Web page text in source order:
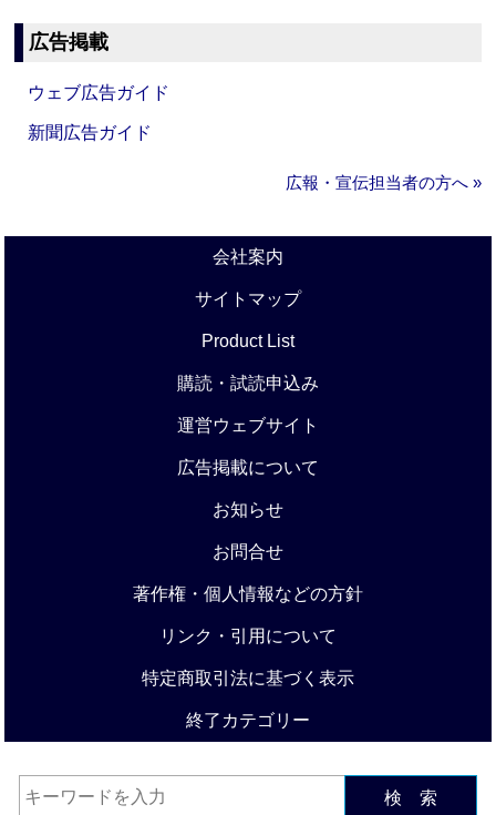
広告掲載
ウェブ広告ガイド
新聞広告ガイド
広報・宣伝担当者の方へ »
会社案内
サイトマップ
Product List
購読・試読申込み
運営ウェブサイト
広告掲載について
お知らせ
お問合せ
著作権・個人情報などの方針
リンク・引用について
特定商取引法に基づく表示
終了カテゴリー
検 索